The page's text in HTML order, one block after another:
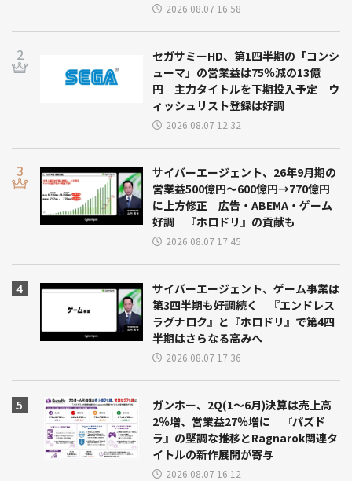
2026.08.07 16:58
セガサミーHD、第1四半期の「コンシ
ューマ」の営業益は75％減の13億
円 主力タイトルを下期投入予定 ウ
ィッシュリスト登録は好調
2026.08.07 12:32
サイバーエージェント、26年9月期の
営業益500億円～600億円→770億円
に上方修正 広告・ABEMA・ゲーム
好調 『ホロドリ』の貢献も
2026.08.07 17:45
サイバーエージェント、ゲーム事業は
第3四半期も好調続く 『エンドレス
ラグナロク』と『ホロドリ』で第4四
半期はさらなる高みへ
2026.08.07 17:36
ガンホー、2Q(1～6月)決算は売上高
2％増、営業益27％増に 『パズド
ラ』の堅調な推移とRagnarok関連タ
イトルの新作展開が寄与
2026.08.07 16:12